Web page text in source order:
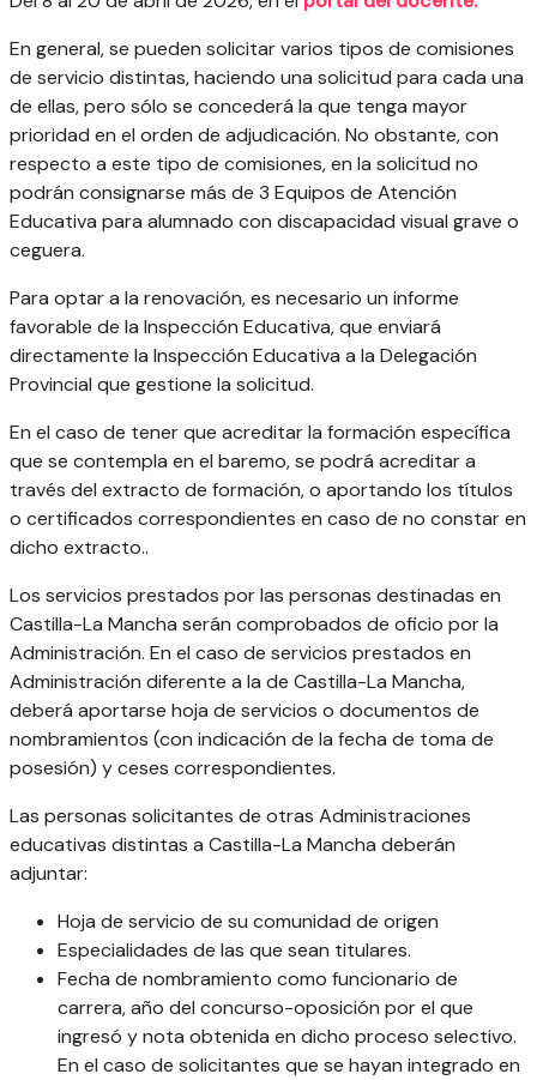
En general, se pueden solicitar varios tipos de comisiones
de servicio distintas, haciendo una solicitud para cada una
de ellas, pero sólo se concederá la que tenga mayor
prioridad en el orden de adjudicación. No obstante, con
respecto a este tipo de comisiones, en la solicitud no
podrán consignarse más de 3 Equipos de Atención
Educativa para alumnado con discapacidad visual grave o
ceguera.
Para optar a la renovación, es necesario un informe
favorable de la Inspección Educativa, que enviará
directamente la Inspección Educativa a la Delegación
Provincial que gestione la solicitud.
En el caso de tener que acreditar la formación específica
que se contempla en el baremo, se podrá acreditar a
través del extracto de formación, o aportando los títulos
o certificados correspondientes en caso de no constar en
dicho extracto..
Los servicios prestados por las personas destinadas en
Castilla-La Mancha serán comprobados de oficio por la
Administración. En el caso de servicios prestados en
Administración diferente a la de Castilla-La Mancha,
deberá aportarse hoja de servicios o documentos de
nombramientos (con indicación de la fecha de toma de
posesión) y ceses correspondientes.
Las personas solicitantes de otras Administraciones
educativas distintas a Castilla-La Mancha deberán
adjuntar:
Hoja de servicio de su comunidad de origen
Especialidades de las que sean titulares.
Fecha de nombramiento como funcionario de
carrera, año del concurso-oposición por el que
ingresó y nota obtenida en dicho proceso selectivo.
En el caso de solicitantes que se hayan integrado en